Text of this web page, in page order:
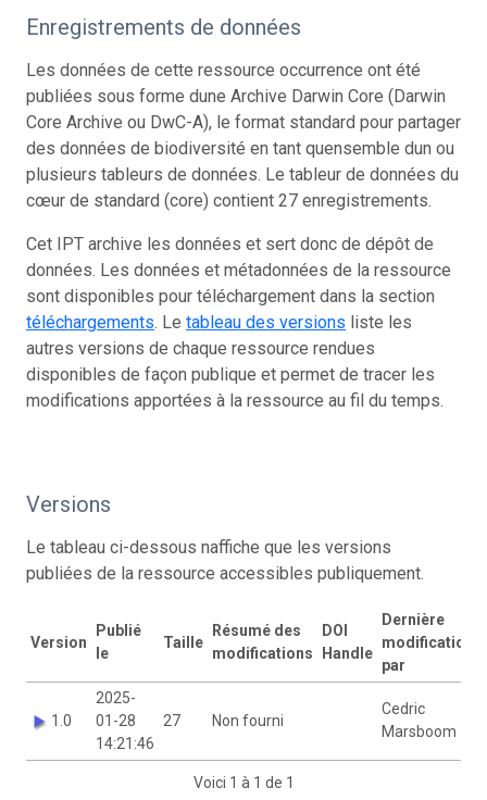
Enregistrements de données
Les données de cette ressource occurrence ont été
publiées sous forme dune Archive Darwin Core (Darwin
Core Archive ou DwC-A), le format standard pour partager
des données de biodiversité en tant quensemble dun ou
plusieurs tableurs de données. Le tableur de données du
cœur de standard (core) contient 27 enregistrements.
Cet IPT archive les données et sert donc de dépôt de
données. Les données et métadonnées de la ressource
sont disponibles pour téléchargement dans la section
téléchargements. Le tableau des versions liste les
autres versions de chaque ressource rendues
disponibles de façon publique et permet de tracer les
modifications apportées à la ressource au fil du temps.
Versions
Le tableau ci-dessous naffiche que les versions
publiées de la ressource accessibles publiquement.
Version
Publié
le
Taille
Résumé des
modifications
DOI
Handle
Dernière
modification
par
1.0
2025-
01-28
14:21:46
27 Non fourni
Cedric
Marsboom
Voici 1 à 1 de 1